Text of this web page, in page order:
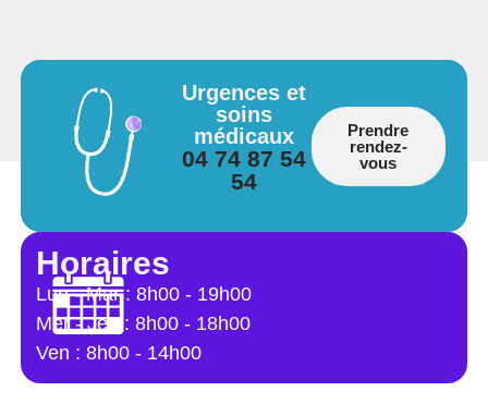
Urgences et
soins
médicaux
04 74 87 54
54
Prendre
rendez-
vous
Horaires
Lun - Mar : 8h00 - 19h00
Mer - Jeu : 8h00 - 18h00
Ven : 8h00 - 14h00